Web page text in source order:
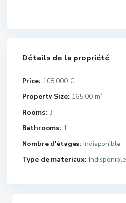
Détails de la propriété
Price: 108,000 €
Property Size: 165.00 m2
Rooms: 3
Bathrooms: 1
Nombre d'étages: Indisponible
Type de materiaux: Indisponible